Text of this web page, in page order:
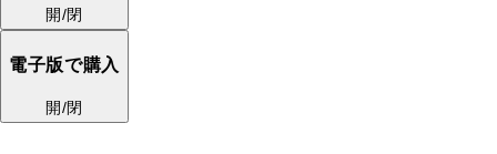
開/閉
電子版で購入
開/閉